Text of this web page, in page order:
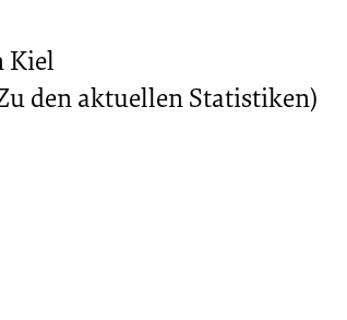
Kiel
den aktuellen Statistiken)